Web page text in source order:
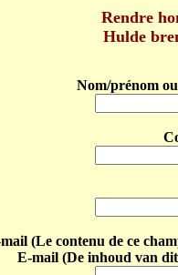
Rendre
Hulde
Nom/prénom
(Le contenu de ce
E-mail (De inhoud van